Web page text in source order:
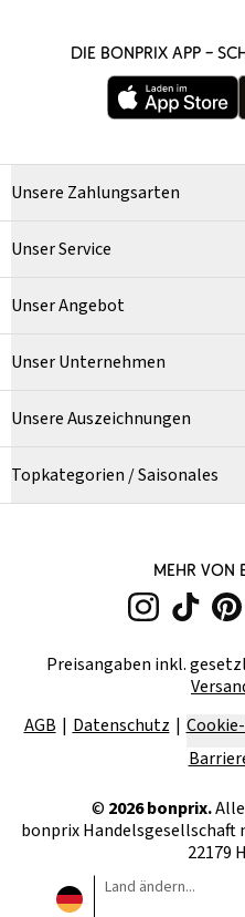
DIE BONPRIX APP –
Unsere Zahlungsarten
Unser Service
Unser Angebot
Unser Unternehmen
Unsere Auszeichnungen
Topkategorien / Saisonales
MEHR VON
Preisangaben inkl.
AGB
Datenschutz
© 2026bonprix.
bonprix Handelsgesellschaft
22179
Land ändern...